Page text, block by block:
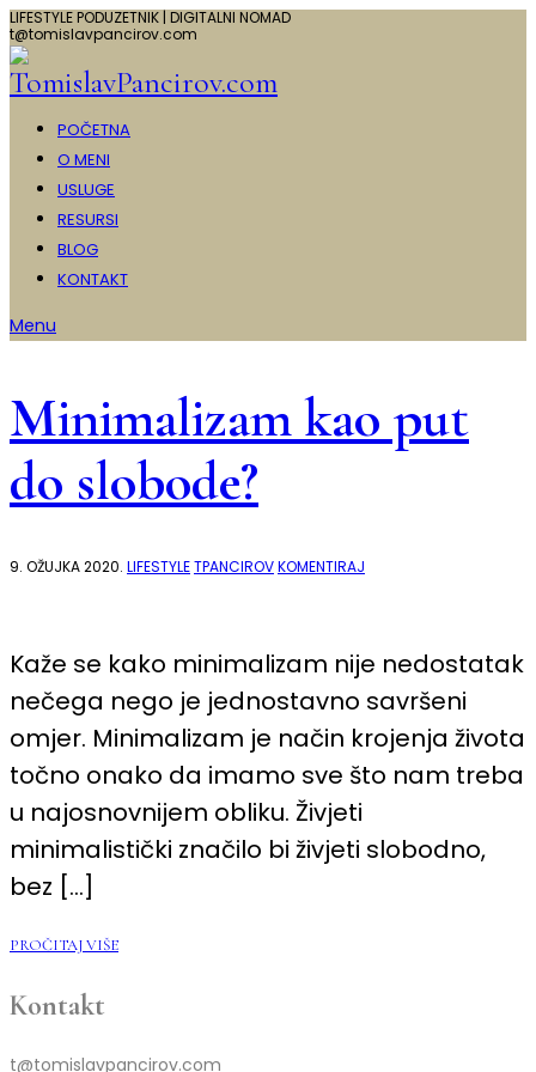
LIFESTYLE PODUZETNIK | DIGITALNI NOMAD
t@tomislavpancirov.com
POČETNA
O MENI
USLUGE
RESURSI
BLOG
KONTAKT
Menu
Minimalizam kao put
do slobode?
9. OŽUJKA 2020. LIFESTYLETPANCIROVKOMENTIRAJ
Kaže se kako minimalizam nije nedostatak
nečega nego je jednostavno savršeni
omjer. Minimalizam je način krojenja života
točno onako da imamo sve što nam treba
u najosnovnijem obliku. Živjeti
minimalistički značilo bi živjeti slobodno,
bez […]
PROČITAJ VIŠE
Kontakt
t@tomislavpancirov.com